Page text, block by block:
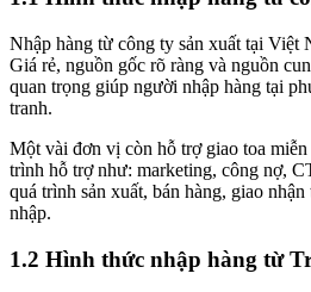
Nhập hàng từ công ty sản xuất tại Việt
Giá rẻ, nguồn gốc rõ ràng và nguồn
quan trọng giúp người nhập hàng tại
tranh.
Một vài đơn vị còn hỗ trợ giao toa
trình hỗ trợ như: marketing, công nợ,
quá trình sản xuất, bán hàng, giao
nhập.
1.2 Hình thức nhập hàng từ